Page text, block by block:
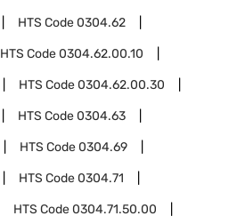
HTS Code0304.62
HTS Code0304.62.00.10
HTS Code0304.62.00.30
HTS Code0304.63
HTS Code0304.69
HTS Code0304.71
HTS Code0304.71.50.00